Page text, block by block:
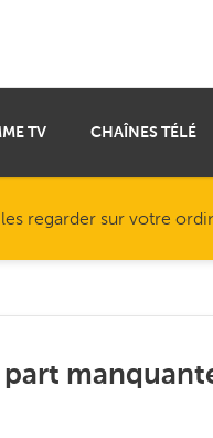
TV CHAÎNES TÉLÉ
regarder sur votre
part